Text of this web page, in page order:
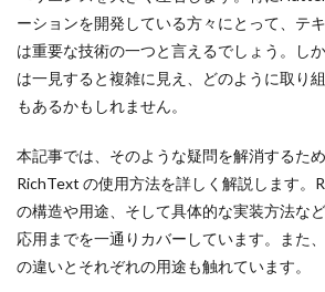
ーションを開発している方々にとって、テ
は重要な技術の一つと言えるでしょう。し
は一見すると複雑に見え、どのように取り
もあるかもしれません。
本記事では、そのような疑問を解消するた
RichText の使用方法を詳しく解説します。
の構造や用途、そして具体的な実装方法な
応用までを一通りカバーしています。また
の違いとそれぞれの用途も触れています。